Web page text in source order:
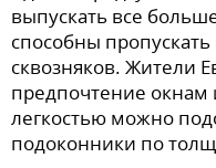
выпускать все
способны пропускать
сквозняков. Жители
предпочтение окнам
легкостью можно
подоконники по